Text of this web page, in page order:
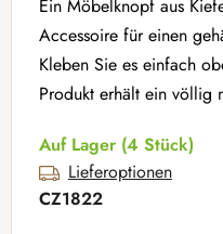
Ein Möbelknopf aus
Accessoire für einen
Kleben Sie es einfach
Produkt erhält ein völlig
Auf Lager (4 Stück)
Lieferoptionen
CZ1822